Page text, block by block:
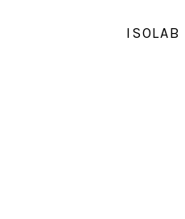
ISOLAB